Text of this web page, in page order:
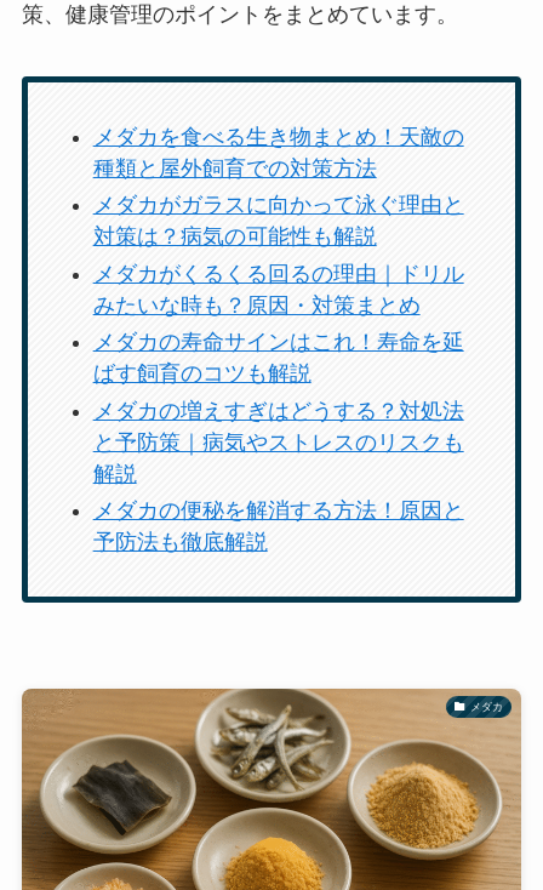
策、健康管理のポイントをまとめています。
メダカを食べる生き物まとめ！天敵の
種類と屋外飼育での対策方法
メダカがガラスに向かって泳ぐ理由と
対策は？病気の可能性も解説
メダカがくるくる回るの理由｜ドリル
みたいな時も？原因・対策まとめ
メダカの寿命サインはこれ！寿命を延
ばす飼育のコツも解説
メダカの増えすぎはどうする？対処法
と予防策｜病気やストレスのリスクも
解説
メダカの便秘を解消する方法！原因と
予防法も徹底解説
メダカ